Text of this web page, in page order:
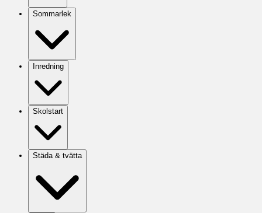
Sommarlek
Inredning
Skolstart
Städa & tvätta